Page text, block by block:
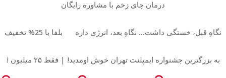
درمان جای زخم با مشاوره رایگان
نگاهِ قبل، خستگی داشت... نگاهِ بعد، انرژی داره بلفا با 25% تخفیف
به بزرگترین جشنواره ایمپلنت تهران خوش اومدید! | فقط ۲۵ میلیون !